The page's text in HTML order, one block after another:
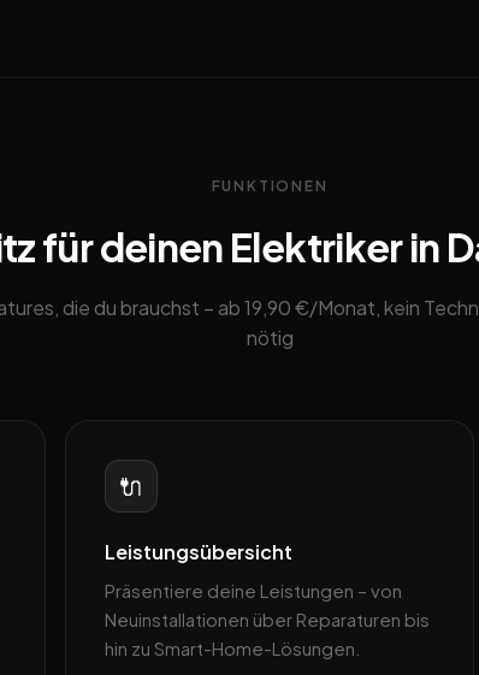
FUNKTIONEN
für deinen Elektriker in
die du brauchst – ab 19,90 €/Monat, kein
nötig
🔌
Leistungsübersicht
Präsentiere deine Leistungen – von
Neuinstallationen über Reparaturen bis
hin zu Smart-Home-Lösungen.